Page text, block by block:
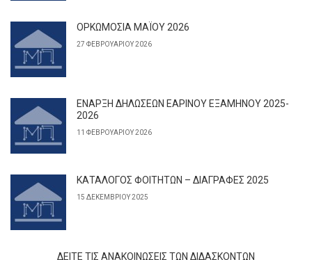
ΟΡΚΩΜΟΣΙΑ ΜΑΪΟΥ 2026
27 ΦΕΒΡΟΥΑΡΊΟΥ 2026
ΕΝΑΡΞΗ ΔΗΛΩΣΕΩΝ ΕΑΡΙΝΟΥ ΕΞΑΜΗΝΟΥ 2025-
2026
11 ΦΕΒΡΟΥΑΡΊΟΥ 2026
ΚΑΤΑΛΟΓΟΣ ΦΟΙΤΗΤΩΝ – ΔΙΑΓΡΑΦΕΣ 2025
15 ΔΕΚΕΜΒΡΊΟΥ 2025
ΔΕΊΤΕ ΤΙΣ ΑΝΑΚΟΙΝΏΣΕΙΣ ΤΩΝ ΔΙΔΆΣΚΟΝΤΩΝ